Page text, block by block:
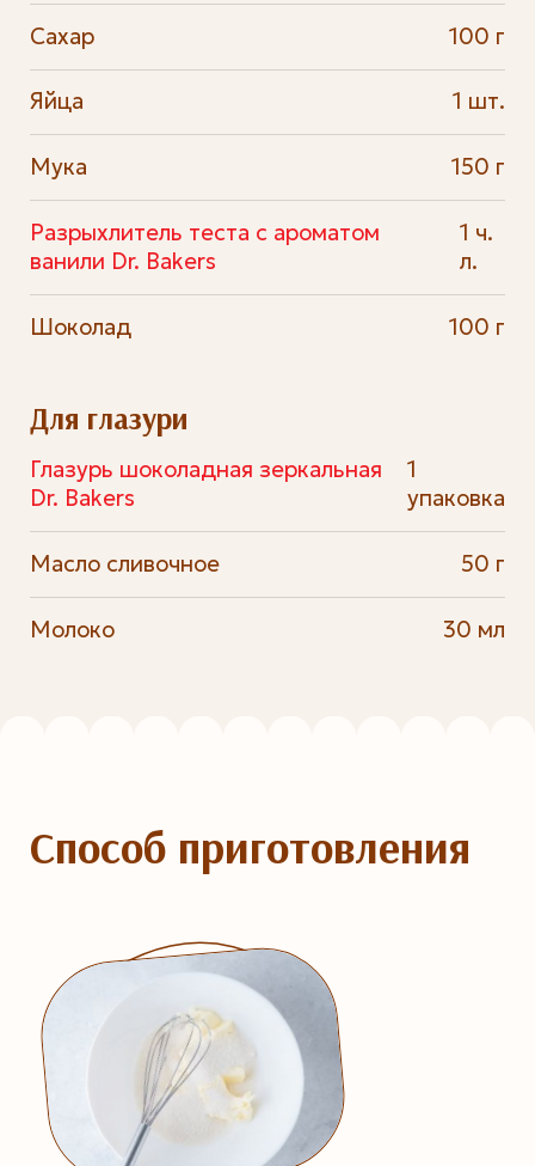
Сахар 100 г
Яйца 1 шт.
Мука 150 г
Разрыхлитель теста с ароматом
ванили Dr. Bakers
1 ч.
л.
Шоколад 100 г
Для глазури
Глазурь шоколадная зеркальная
Dr. Bakers
1
упаковка
Масло сливочное 50 г
Молоко 30 мл
Способ приготовления